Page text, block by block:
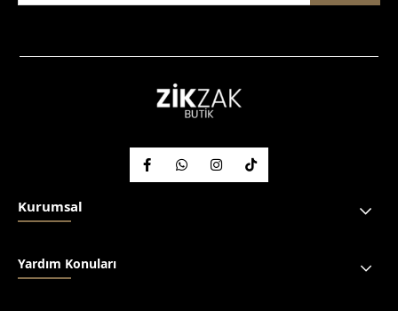
Kurumsal
Yardım Konuları